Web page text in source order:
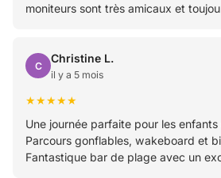
moniteurs sont très amicaux et
C
Christine L.
il y a 5 mois
★★★★★
Une journée parfaite pour les
Parcours gonflables, wakeboard et
Fantastique bar de plage avec un